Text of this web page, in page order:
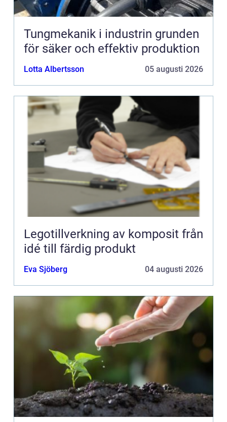
Tungmekanik i industrin grunden
för säker och effektiv produktion
Lotta Albertsson 05 augusti 2026
Legotillverkning av komposit från
idé till färdig produkt
Eva Sjöberg 04 augusti 2026